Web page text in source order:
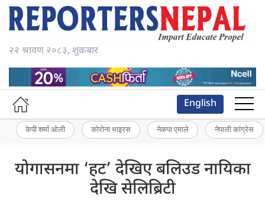
२२ श्रावण २०८३, शुक्रबार
English
केपी शर्मा ओली कोरोना भाइरस नेकपा एमाले नेपाली कांग्रेस
योगासनमा ‘हट’ देखिए बलिउड नायिका
देखि सेलिब्रिटी